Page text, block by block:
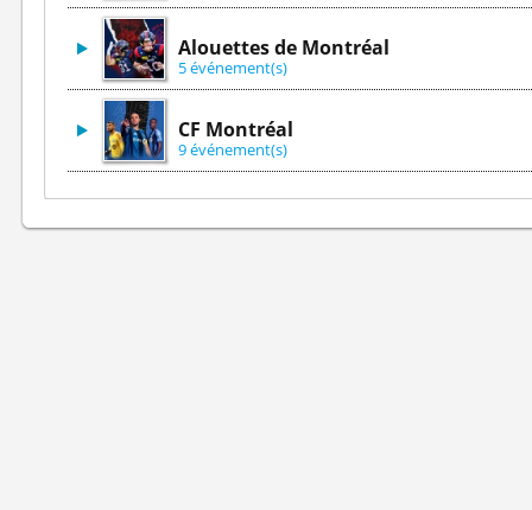
Alouettes de Montréal
5 événement(s)
CF Montréal
9 événement(s)